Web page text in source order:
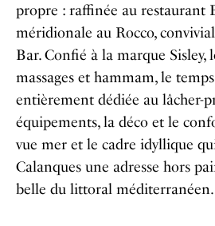
propre : raffinée au restaurant
méridionale au Rocco,
Bar. Confié à la marque Sisley,
massages et hammam, le
entièrement dédiée au lâcher-
équipements, la déco et le
vue mer et le cadre idyllique
Calanques une adresse hors
belle du littoral méditerranéen.